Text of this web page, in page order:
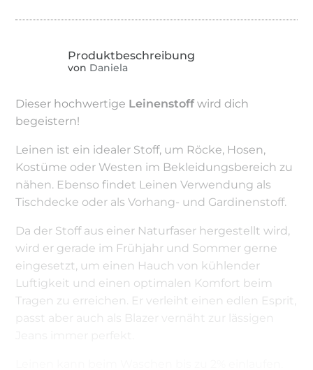
von Daniela
Dieser hochwertige Leinenstoff wird dich
begeistern!
Leinen ist ein idealer Stoff, um Röcke, Hosen,
Kostüme oder Westen im Bekleidungsbereich zu
nähen. Ebenso findet Leinen Verwendung als
Tischdecke oder als Vorhang- und Gardinenstoff.
Da der Stoff aus einer Naturfaser hergestellt wird,
wird er gerade im Frühjahr und Sommer gerne
eingesetzt, um einen Hauch von kühlender
Luftigkeit und einen optimalen Komfort beim
Tragen zu erreichen. Er verleiht einen edlen Esprit,
passt aber auch als Blazer vernäht zur lässigen